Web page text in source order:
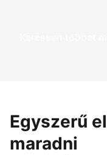
Keressen többet
Egyszerű
maradni